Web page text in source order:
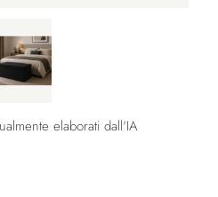
elaborati dall'IA